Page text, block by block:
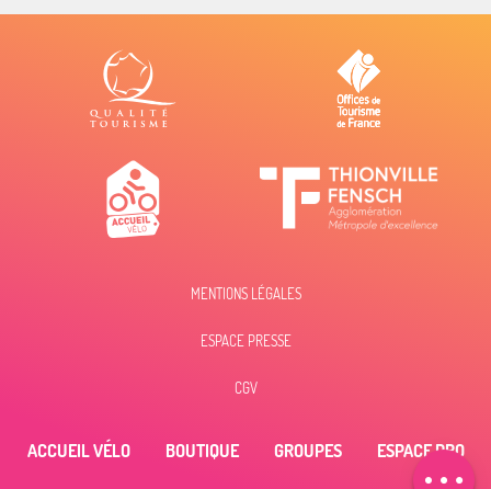
Contacter par
email
MENTIONS LÉGALES
ESPACE PRESSE
CGV
ACCUEIL VÉLO BOUTIQUE GROUPES ESPACE PRO